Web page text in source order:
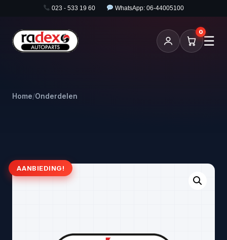
023 - 533 19 60 WhatsApp: 06-44005100
0
☰
Home/Onderdelen
AANBIEDING!